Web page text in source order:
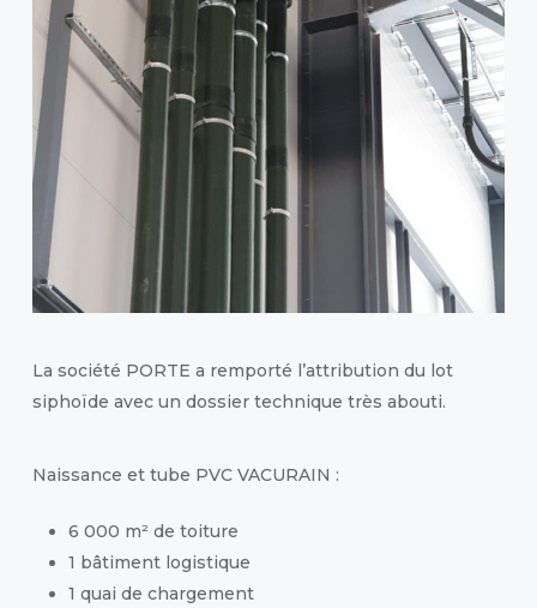
La société PORTE a remporté l’attribution du lot
siphoïde avec un dossier technique très abouti.
Naissance et tube PVC VACURAIN :
6 000 m² de toiture
1 bâtiment logistique
1 quai de chargement